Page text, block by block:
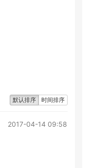
默认排序 时间排序
2017-04-14 09:58